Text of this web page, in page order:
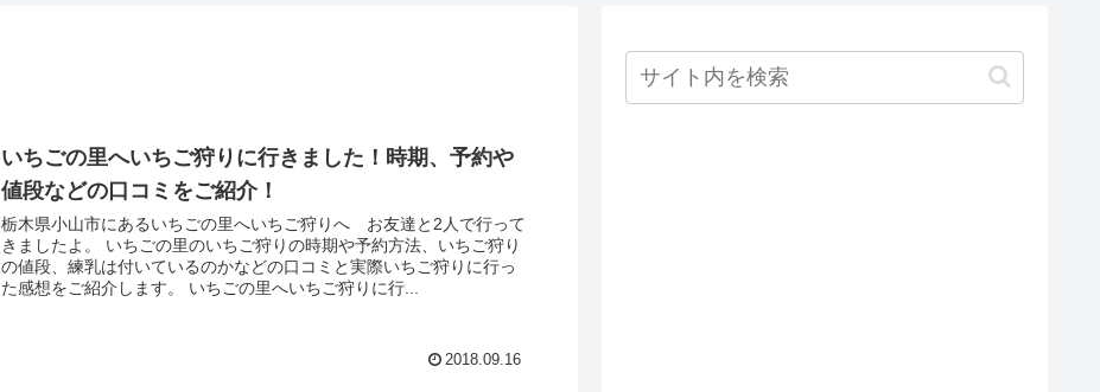
いちごの里へいちご狩りに行きました！時期、予約や
値段などの口コミをご紹介！
栃木県小山市にあるいちごの里へいちご狩りへ お友達と2人で行って
きましたよ。 いちごの里のいちご狩りの時期や予約方法、いちご狩り
の値段、練乳は付いているのかなどの口コミと実際いちご狩りに行っ
た感想をご紹介します。 いちごの里へいちご狩りに行...
2018.09.16